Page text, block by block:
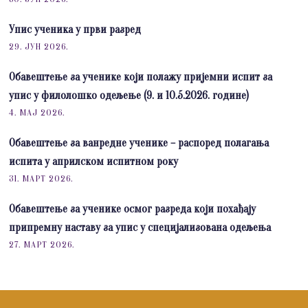
Упис ученика у први разред
29. ЈУН 2026.
Обавештење за ученике који полажу пријемни испит за
упис у филолошко одељење (9. и 10.5.2026. године)
4. МАЈ 2026.
Обавештење за ванредне ученике – распоред полагања
испита у априлском испитном року
31. МАРТ 2026.
Обавештење за ученике осмог разреда који похађају
припремну наставу за упис у специјализована одељења
27. МАРТ 2026.